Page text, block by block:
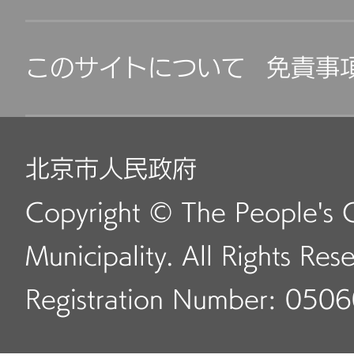
このサイトについて 免責事
北京市人民政府
Copyright © The People's
Municipality. All Rights
Registration Number: